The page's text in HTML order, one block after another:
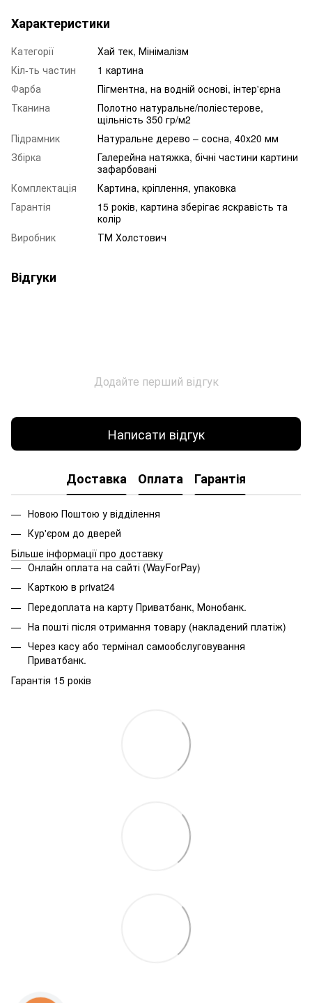
Характеристики
Категорії
Хай тек, Мінімалізм
Кіл-ть частин
1 картина
Фарба
Пігментна, на водній основі, інтер'єрна
Тканина
Полотно натуральне/поліестерове,
щільність 350 гр/м2
Підрамник
Натуральне дерево – сосна, 40x20 мм
Збірка
Галерейна натяжка, бічні частини картини
зафарбовані
Комплектація
Картина, кріплення, упаковка
Гарантія
15 років, картина зберігає яскравість та
колір
Виробник
ТМ Холстович
Відгуки
Додайте перший відгук
Написати відгук
Доставка Оплата Гарантія
Новою Поштою у відділення
Кур'єром до дверей
Більше інформації про доставку
Онлайн оплата на сайті (WayForPay)
Карткою в privat24
Передоплата на карту Приватбанк, Монобанк.
На пошті після отримання товару (накладений платіж)
Через касу або термінал самообслуговування
Приватбанк.
Гарантія 15 років